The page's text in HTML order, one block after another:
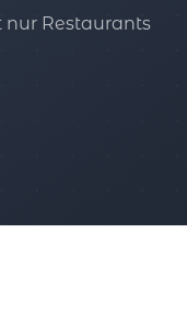
nur Restaurants